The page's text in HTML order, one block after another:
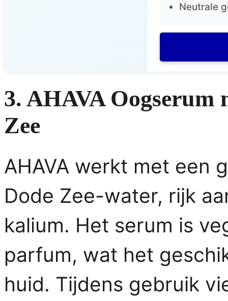
Neutrale
3. AHAVA Oogserum
Zee
AHAVA werkt met een
Dode Zee-water, rijk
kalium. Het serum is
parfum, wat het
huid. Tijdens gebruik